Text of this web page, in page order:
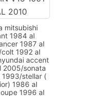
mitsubishi
1984 al
1987 al
1992 al
accent
2005/sonata
1993/stellar (
1986 al
1996 al